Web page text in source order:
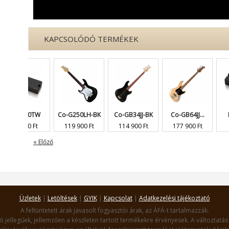
KAPCSOLÓDÓ TERMÉKEK
« Előző
Co-G250LH-BK
119 900 Ft
Co-GB34JJ-BK
114 900 Ft
Co-GB64JJ...
177 900 Ft
EMG-85-
Üzletek| Letöltések| GYIK| Kapcsolat| Adatkezelési tájékoztató
A feltüntetett árak javasolt fogyasztói árak, az ÁFÁ-t tartalmazzák.
jellegűek, jellemzően a készleten tartott termékekre érvényesek. A